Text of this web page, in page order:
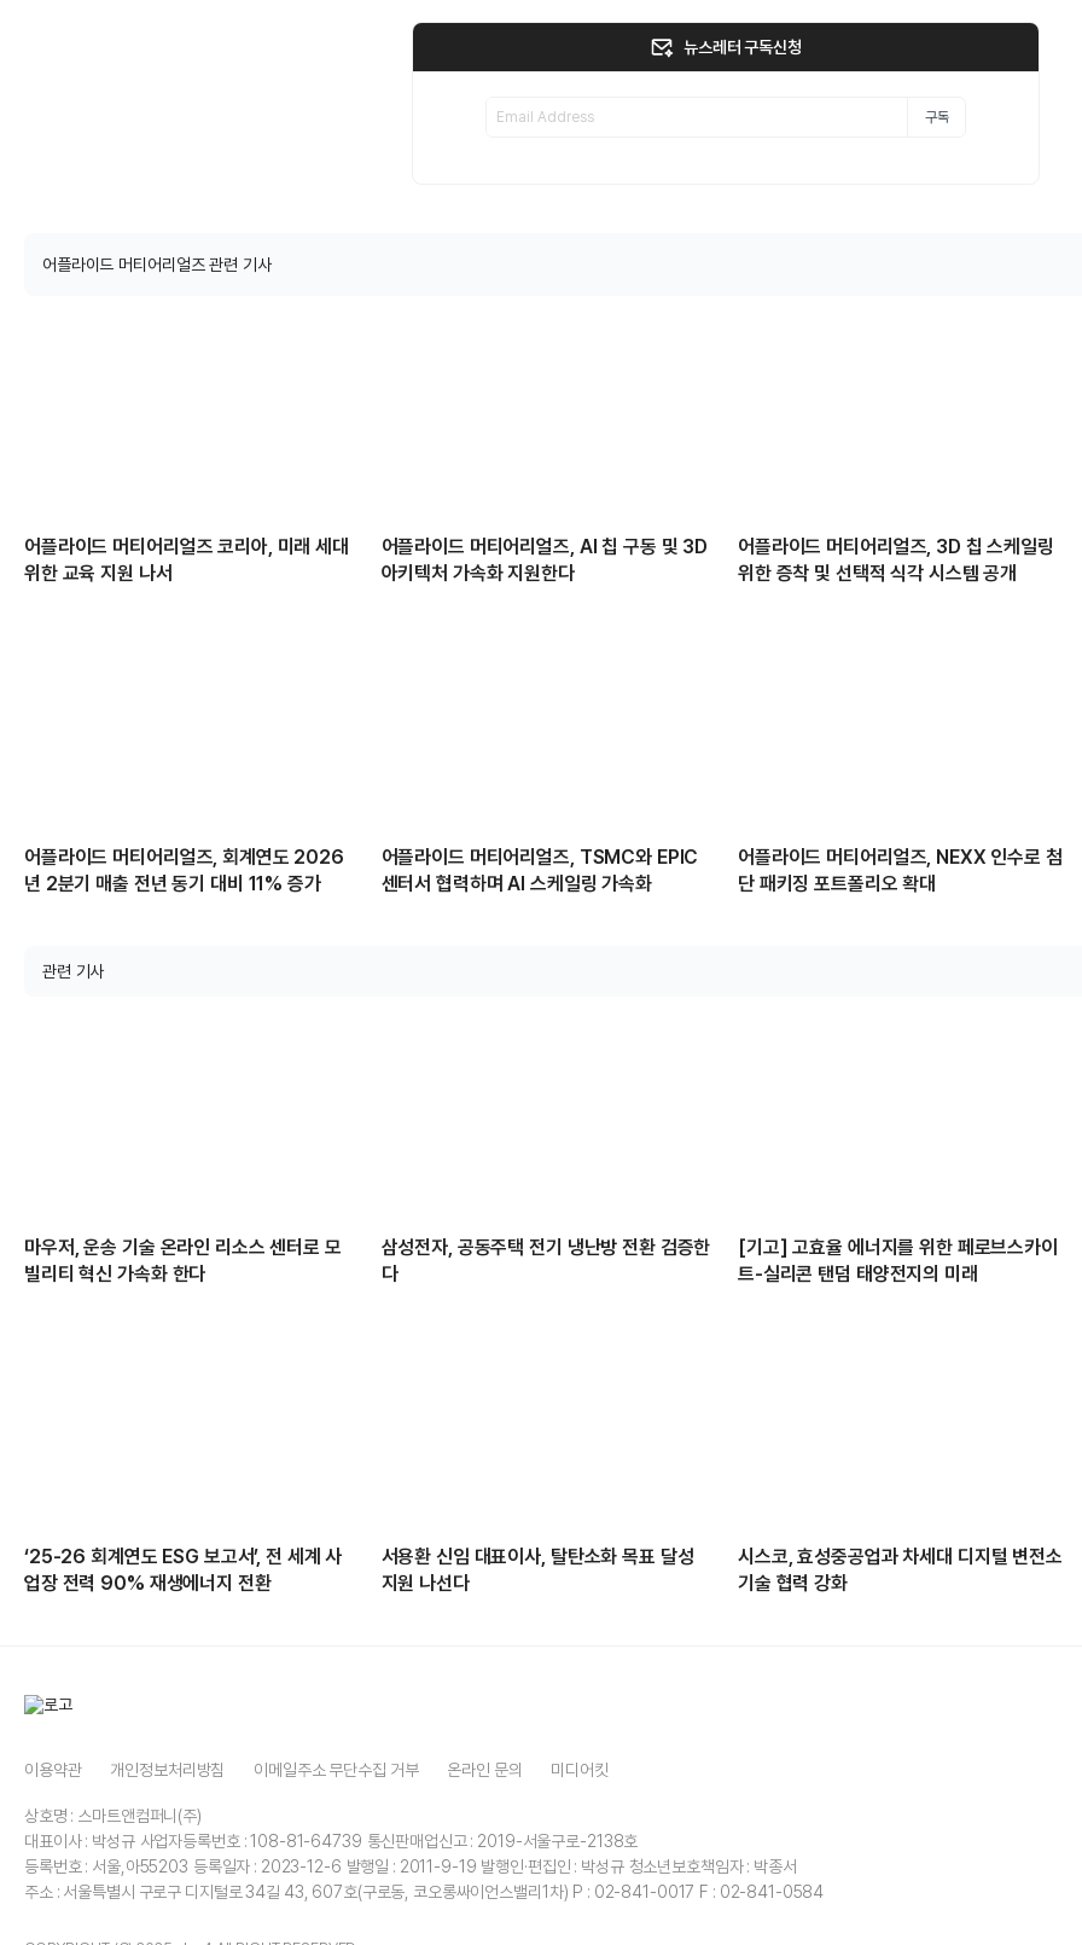
뉴스레터 구독신청
구독
어플라이드 머티어리얼즈 관련 기사
어플라이드 머티어리얼즈 코리아, 미래 세대
위한 교육 지원 나서
어플라이드 머티어리얼즈, AI 칩 구동 및 3D
아키텍처 가속화 지원한다
어플라이드 머티어리얼즈, 3D 칩 스케일링
위한 증착 및 선택적 식각 시스템 공개
어플라이드 머티어리얼즈, 회계연도 2026
년 2분기 매출 전년 동기 대비 11% 증가
어플라이드 머티어리얼즈, TSMC와 EPIC
센터서 협력하며 AI 스케일링 가속화
어플라이드 머티어리얼즈, NEXX 인수로 첨
단 패키징 포트폴리오 확대
관련 기사
마우저, 운송 기술 온라인 리소스 센터로 모
빌리티 혁신 가속화 한다
삼성전자, 공동주택 전기 냉난방 전환 검증한
다
[기고] 고효율 에너지를 위한 페로브스카이
트-실리콘 탠덤 태양전지의 미래
‘25-26 회계연도 ESG 보고서’, 전 세계 사
업장 전력 90% 재생에너지 전환
서용환 신임 대표이사, 탈탄소화 목표 달성
지원 나선다
시스코, 효성중공업과 차세대 디지털 변전소
기술 협력 강화
이용약관 개인정보처리방침 이메일주소 무단수집 거부 온라인 문의 미디어킷
상호명 : 스마트앤컴퍼니(주)
대표이사 : 박성규 사업자등록번호 : 108-81-64739 통신판매업신고 : 2019-서울구로-2138호
등록번호 : 서울,아55203 등록일자 : 2023-12-6 발행일 : 2011-9-19 발행인·편집인 : 박성규 청소년보호책임자 : 박종서
주소 : 서울특별시 구로구 디지털로 34길 43, 607호(구로동, 코오롱싸이언스밸리1차) P : 02-841-0017 F : 02-841-0584